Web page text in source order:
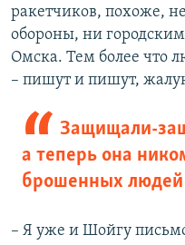
ракетчиков, похоже,
обороны, ни
Омска. Тем более что
– пишут и пишут,
Защищали-
а теперь она
брошенных людей
– Я уже и Шойгу